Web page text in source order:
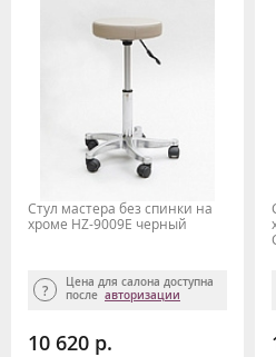
Стул мастера без спинки на
хроме HZ-9009Е черный
Цена для салона доступна
после авторизации
10 620 р.